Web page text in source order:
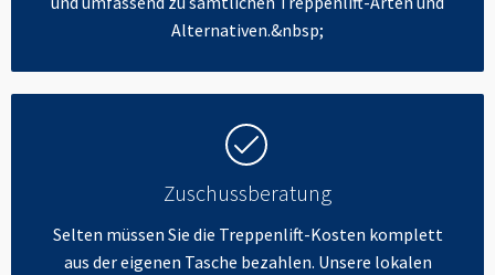
Alternativen.&nbsp;
Zuschussberatung
Selten müssen Sie die Treppenlift-Kosten komplett
aus der eigenen Tasche bezahlen. Unsere lokalen